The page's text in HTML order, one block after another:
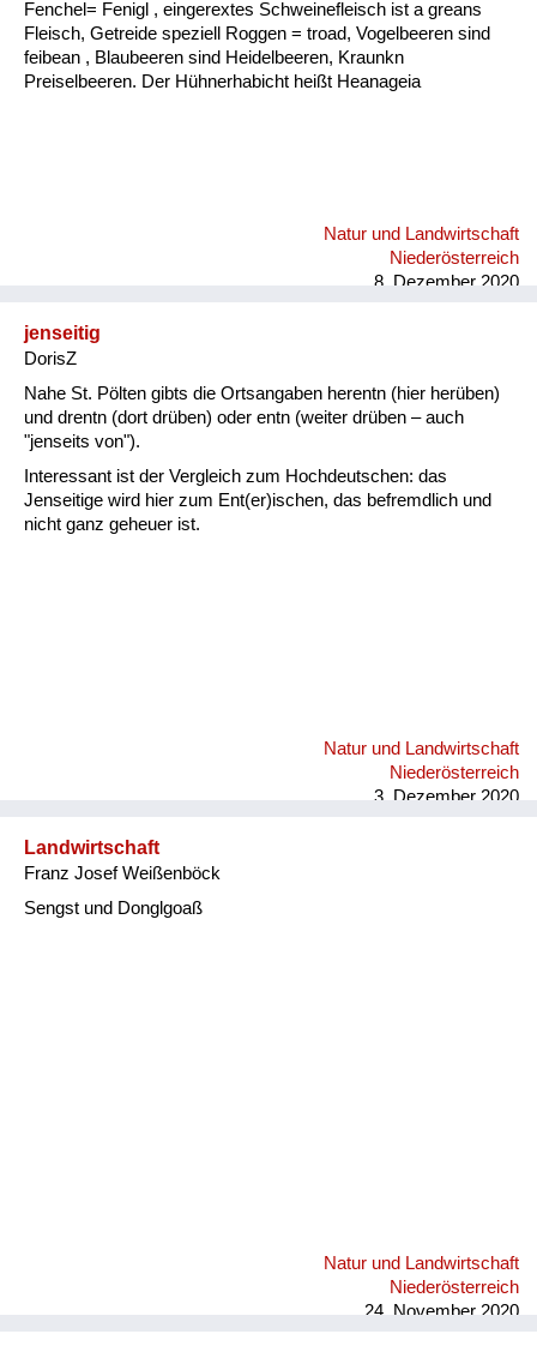
Fenchel= Fenigl , eingerextes Schweinefleisch ist a greans
Fleisch, Getreide speziell Roggen = troad, Vogelbeeren sind
feibean , Blaubeeren sind Heidelbeeren, Kraunkn
Preiselbeeren. Der Hühnerhabicht heißt Heanageia
Natur und Landwirtschaft
Niederösterreich
8. Dezember 2020
jenseitig
DorisZ
Nahe St. Pölten gibts die Ortsangaben herentn (hier herüben)
und drentn (dort drüben) oder entn (weiter drüben – auch
"jenseits von").
Interessant ist der Vergleich zum Hochdeutschen: das
Jenseitige wird hier zum Ent(er)ischen, das befremdlich und
nicht ganz geheuer ist.
Natur und Landwirtschaft
Niederösterreich
3. Dezember 2020
Landwirtschaft
Franz Josef Weißenböck
Sengst und Donglgoaß
Natur und Landwirtschaft
Niederösterreich
24. November 2020